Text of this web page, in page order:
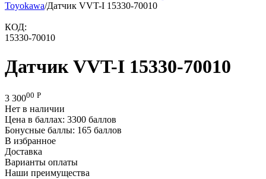
Toyokawa/Датчик VVT-I 15330-70010
КОД:
15330-70010
Датчик VVT-I 15330-70010
3 30000 Р
Нет в наличии
Цена в баллах: 3300 баллов
Бонусные баллы: 165 баллов
В избранное
Доставка
Варианты оплаты
Наши преимущества